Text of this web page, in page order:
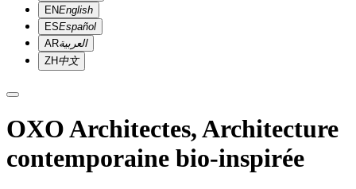
ENEnglish
ESEspañol
ARالعربية
ZH中文
OXO Architectes, Architecture
contemporaine bio-inspirée